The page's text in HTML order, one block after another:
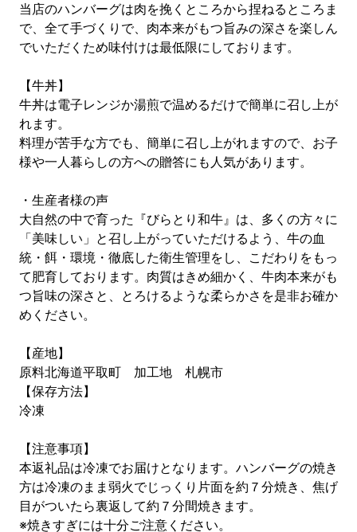
当店のハンバーグは肉を挽くところから捏ねるところま
で、全て手づくりで、肉本来がもつ旨みの深さを楽しん
でいただくため味付けは最低限にしております。
【牛丼】
牛丼は電子レンジか湯煎で温めるだけで簡単に召し上が
れます。
料理が苦手な方でも、簡単に召し上がれますので、お子
様や一人暮らしの方への贈答にも人気があります。
・生産者様の声
大自然の中で育った『びらとり和牛』は、多くの方々に
「美味しい」と召し上がっていただけるよう、牛の血
統・餌・環境・徹底した衛生管理をし、こだわりをもっ
て肥育しております。肉質はきめ細かく、牛肉本来がも
つ旨味の深さと、とろけるような柔らかさを是非お確か
めください。
【産地】
原料北海道平取町 加工地 札幌市
【保存方法】
冷凍
【注意事項】
本返礼品は冷凍でお届けとなります。ハンバーグの焼き
方は冷凍のまま弱火でじっくり片面を約７分焼き、焦げ
目がついたら裏返して約７分間焼きます。
※焼きすぎには十分ご注意ください。